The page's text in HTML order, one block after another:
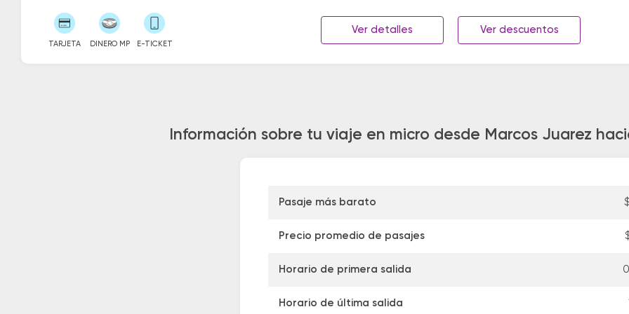
TARJETA DINERO MP E-TICKET
Ver detalles Ver descuentos
Información sobre tu viaje en micro desde Marcos Juarez
Pasaje más barato
Precio promedio de pasajes
Horario de primera salida
Horario de última salida